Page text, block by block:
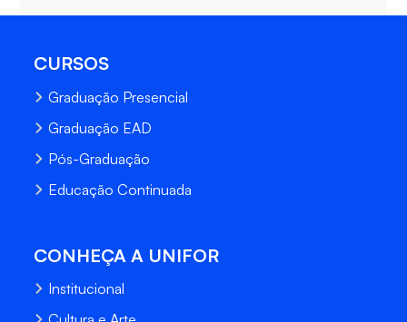
CURSOS
Graduação Presencial
Graduação EAD
Pós-Graduação
Educação Continuada
CONHEÇA A UNIFOR
Institucional